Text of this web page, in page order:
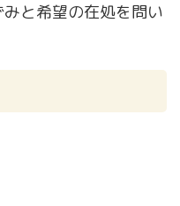
と希望の在処を問い